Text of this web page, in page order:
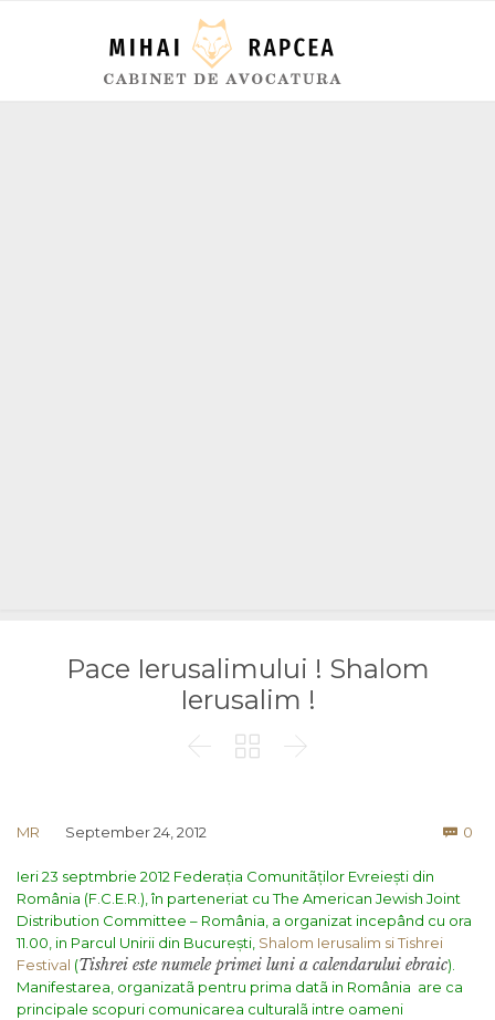
Pace Ierusalimului ! Shalom
Ierusalim !
  
MR September 24, 2012  0
Ieri 23 septmbrie 2012 Federația Comunitãților Evreiești din
România (F.C.E.R.), în parteneriat cu The American Jewish Joint
Distribution Committee – România, a organizat incepând cu ora
11.00, in Parcul Unirii din București, Shalom Ierusalim si Tishrei
Festival (Tishrei este numele primei luni a calendarului ebraic).
Manifestarea, organizatã pentru prima datã in România are ca
principale scopuri comunicarea culturalã intre oameni